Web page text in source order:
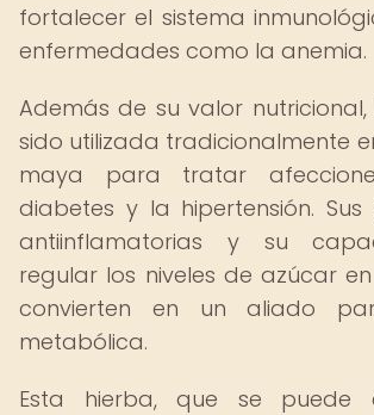
fortalecer el sistema
enfermedades como la anemia.
Además de su valor
sido utilizada tradicionalmente
maya para tratar
diabetes y la hipertensión.
antiinflamatorias y su
regular los niveles de azúcar
convierten en un aliado
metabólica.
Esta hierba, que se puede